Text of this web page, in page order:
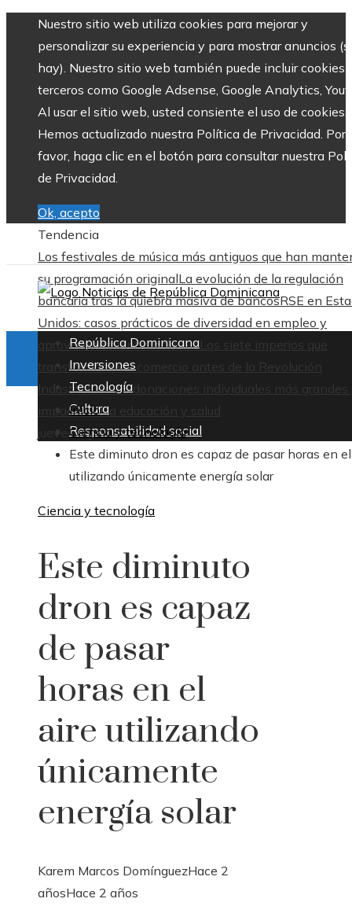
Nuestro sitio web utiliza cookies para mejorar y
personalizar su experiencia y para mostrar anuncios
hay). Nuestro sitio web también puede incluir cookies
terceros como Google Adsense, Google Analytics,
Al usar el sitio web, usted consiente el uso de cookies.
Hemos actualizado nuestra Política de Privacidad. Por
favor, haga clic en el botón para consultar nuestra
de Privacidad.
Ok, acepto
Tendencia
Los festivales de música más antiguos que han
su programación originalLa evolución de la regulación
bancaria tras la quiebra masiva de bancosRSE en
Unidos: casos prácticos de diversidad en empleo y
aprovisionamiento inclusivo Los siete imperios que
transformaron el comercio antes de la Revolución
IndustrialLas 15 donaciones individuales más grandes
impacto en la educación y salud
jueves, agosto 6
República Dominicana
Inversiones
Tecnología
Cultura
Responsabilidad social
Inicio
Ciencia y tecnología
Este diminuto dron es capaz de pasar horas en
utilizando únicamente energía solar
Ciencia y tecnología
Este diminuto
dron es capaz
de pasar
horas en el
aire utilizando
únicamente
energía solar
Karem Marcos DomínguezHace 2
añosHace 2 años